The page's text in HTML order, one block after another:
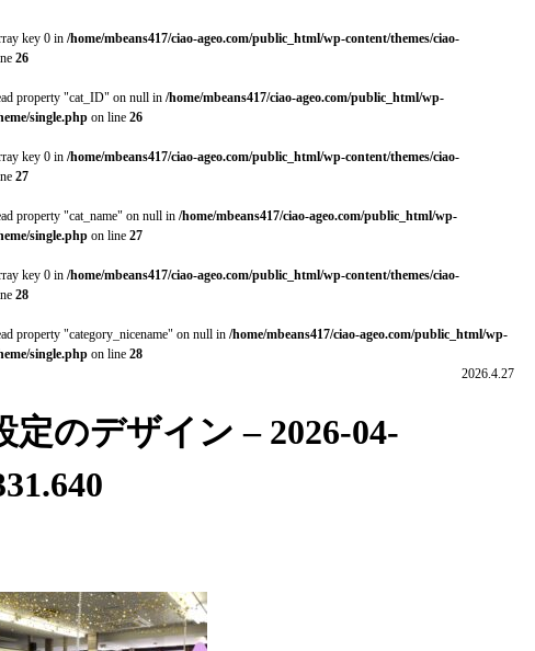
key 0 in /home/mbeans417/ciao-ageo.com/public_html/wp-content/themes/ciao-
26
property "cat_ID" on null in /home/mbeans417/ciao-ageo.com/public_html/wp-
single.php on line 26
key 0 in /home/mbeans417/ciao-ageo.com/public_html/wp-content/themes/ciao-
27
property "cat_name" on null in /home/mbeans417/ciao-ageo.com/public_html/wp-
single.php on line 27
key 0 in /home/mbeans417/ciao-ageo.com/public_html/wp-content/themes/ciao-
28
property "category_nicename" on null in /home/mbeans417/ciao-ageo.com/public_html/wp-
single.php on line 28
2026.4.27
定のデザイン – 2026-04-